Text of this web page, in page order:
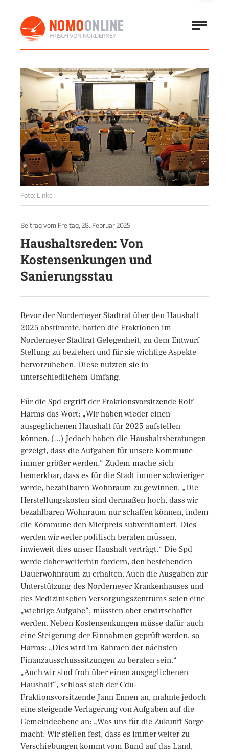
Foto: Linke
Beitrag vom Freitag, 28. Februar 2025
Haushaltsreden: Von
Kostensenkungen und
Sanierungsstau
Bevor der Norderneyer Stadtrat über den Haushalt
2025 abstimmte, hatten die Fraktionen im
Norderneyer Stadtrat Gelegenheit, zu dem Entwurf
Stellung zu beziehen und für sie wichtige Aspekte
hervorzuheben. Diese nutzten sie in
unterschiedlichem Umfang.
Für die Spd ergriff der Fraktionsvorsitzende Rolf
Harms das Wort: „Wir haben wieder einen
ausgeglichenen Haushalt für 2025 aufstellen
können. (…) Jedoch haben die Haushaltsberatungen
gezeigt, dass die Aufgaben für unsere Kommune
immer größer werden.“ Zudem mache sich
bemerkbar, dass es für die Stadt immer schwieriger
werde, bezahlbaren Wohnraum zu gewinnen. „Die
Herstellungskosten sind dermaßen hoch, dass wir
bezahlbaren Wohnraum nur schaffen können, indem
die Kommune den Mietpreis subventioniert. Dies
werden wir weiter politisch beraten müssen,
inwieweit dies unser Haushalt verträgt.“ Die Spd
werde daher weiterhin fordern, den bestehenden
Dauerwohnraum zu erhalten. Auch die Ausgaben zur
Unterstützung des Norderneyer Krankenhauses und
des Medizinischen Versorgungszentrums seien eine
„wichtige Aufgabe“, müssten aber erwirtschaftet
werden. Neben Kostensenkungen müsse dafür auch
eine Steigerung der Einnahmen geprüft werden, so
Harms: „Dies wird im Rahmen der nächsten
Finanzausschusssitzungen zu beraten sein.“
„Auch wir sind froh über einen ausgeglichenen
Haushalt“, schloss sich der Cdu-
Fraktionsvorsitzende Jann Ennen an, mahnte jedoch
eine steigende Verlagerung von Aufgaben auf die
Gemeindeebene an: „Was uns für die Zukunft Sorge
macht: Wir stellen fest, dass es immer weiter zu
Verschiebungen kommt vom Bund auf das Land,